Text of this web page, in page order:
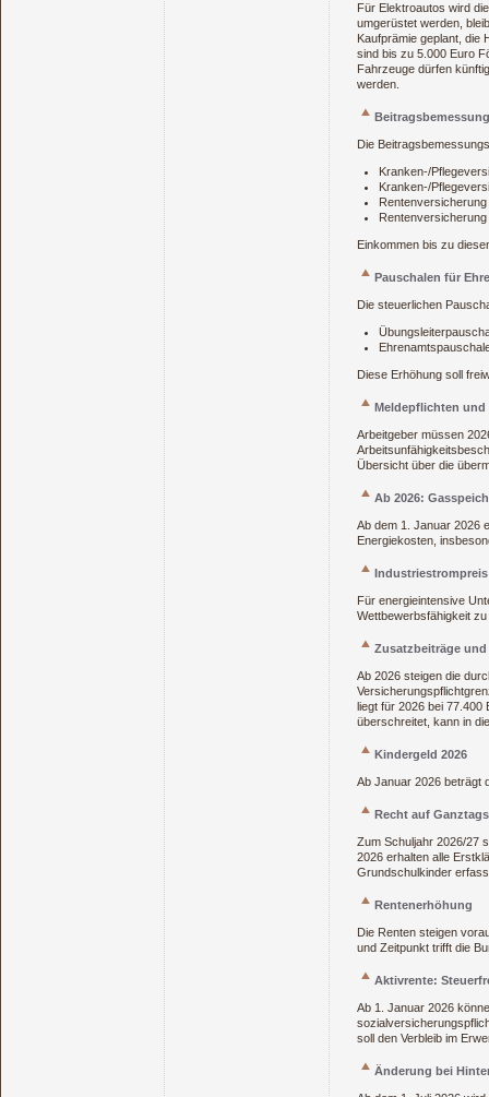
Für Elektroautos wird
umgerüstet werden,
Kaufprämie geplant, die
sind bis zu 5.000 Euro
Fahrzeuge dürfen
werden.
Die
Kranken‑/
Kranken‑/
Einkommen bis zu
Pauschalen für
Die steuerlichen
Diese Erhöhung soll
Meldepflichten und
Arbeitgeber müssen
Übersicht über die
Ab 2026:
Ab dem 1. Januar 2026
Energiekosten,
Für energieintensive
Wettbewerbsfähigkeit
Zusatzbeiträge
Ab 2026 steigen die
liegt für 2026 bei
überschreitet, kann in
Kindergeld 2026
Ab Januar 2026 beträgt
Recht auf
Zum Schuljahr 2026/27
2026 erhalten alle
Grundschulkinder
Rentenerhöhung
Die Renten steigen
und Zeitpunkt trifft die
Aktivrente:
Ab 1. Januar 2026
soll den Verbleib im
Änderung bei